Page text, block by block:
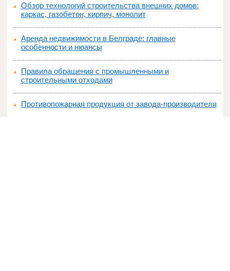
Обзор технологий строительства внешних домов:
каркас, газобетон, кирпич, монолит
Аренда недвижимости в Белграде: главные
особенности и нюансы
Правила обращения с промышленными и
строительными отходами
Противопожарная продукция от завода-производителя